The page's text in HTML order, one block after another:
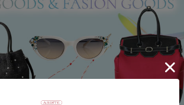
タリア製大ぶ 8mm玉マジョルカパール×キュー
ジルコニアフラワーネックレス/